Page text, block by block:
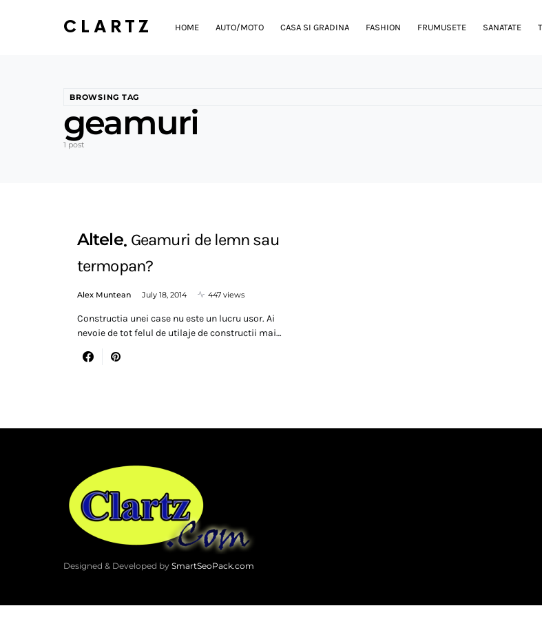
CLARTZ HOME AUTO/MOTO CASA SI GRADINA FASHION FRUMUSETE SANATATE
BROWSING TAG
geamuri
1 post
Altele Geamuri de lemn sau
termopan?
Alex Muntean July 18, 2014 447 views
Constructia unei case nu este un lucru usor. Ai
nevoie de tot felul de utilaje de constructii mai…
Designed & Developed by SmartSeoPack.com